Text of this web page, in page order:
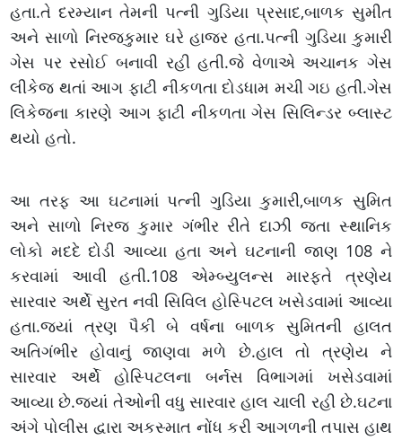
હતા.તે દરમ્યાન તેમની પત્ની ગુડિયા પ્રસાદ,બાળક સુમીત
અને સાળો નિરજકુમાર ઘરે હાજર હતા.પત્ની ગુડિયા કુમારી
ગેસ પર રસોઈ બનાવી રહી હતી.જે વેળાએ અચાનક ગેસ
લીકેજ થતાં આગ ફાટી નીકળતા દોડધામ મચી ગઇ હતી.ગેસ
લિકેજના કારણે આગ ફાટી નીકળતા ગેસ સિલિન્ડર બ્લાસ્ટ
થયો હતો.
આ તરફ આ ઘટનામાં પત્ની ગુડિયા કુમારી,બાળક સુમિત
અને સાળો નિરજ કુમાર ગંભીર રીતે દાઝી જતા સ્થાનિક
લોકો મદદે દોડી આવ્યા હતા અને ઘટનાની જાણ 108 ને
કરવામાં આવી હતી.108 એમ્બ્યુલન્સ મારફતે ત્રણેય
સારવાર અર્થે સુરત નવી સિવિલ હોસ્પિટલ ખસેડવામાં આવ્યા
હતા.જ્યાં ત્રણ પૈકી બે વર્ષના બાળક સુમિતની હાલત
અતિગંભીર હોવાનું જાણવા મળે છે.હાલ તો ત્રણેય ને
સારવાર અર્થે હોસ્પિટલના બર્નસ વિભાગમાં ખસેડવામાં
આવ્યા છે.જ્યાં તેઓની વધુ સારવાર હાલ ચાલી રહી છે.ઘટના
અંગે પોલીસ દ્વારા અકસ્માત નોંધ કરી આગળની તપાસ હાથ